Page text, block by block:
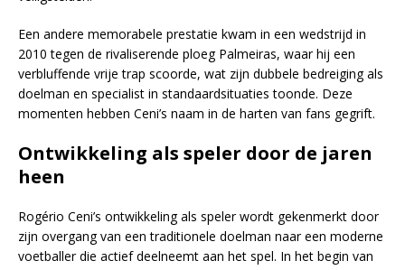
Een andere memorabele prestatie kwam in een wedstrijd in
2010 tegen de rivaliserende ploeg Palmeiras, waar hij een
verbluffende vrije trap scoorde, wat zijn dubbele bedreiging als
doelman en specialist in standaardsituaties toonde. Deze
momenten hebben Ceni’s naam in de harten van fans gegrift.
Ontwikkeling als speler door de jaren
heen
Rogério Ceni’s ontwikkeling als speler wordt gekenmerkt door
zijn overgang van een traditionele doelman naar een moderne
voetballer die actief deelneemt aan het spel. In het begin van